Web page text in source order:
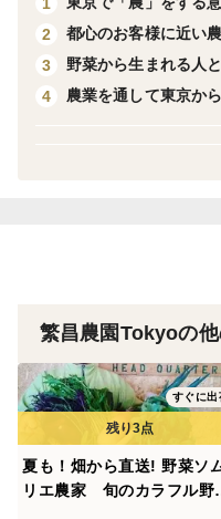
それぞれで改良されて
と…
そんな、個性豊かな野
味」を大切にしていま
ムをできる限り尊重す
求していきます。
2
都心のお客様に近い
3
野菜から生まれる人
4
農業を通して東京か
繁昌農園Tokyoの
すぐに出
夏も！畑から直送! 野菜ソ
リエ農家 旬のカラフル野